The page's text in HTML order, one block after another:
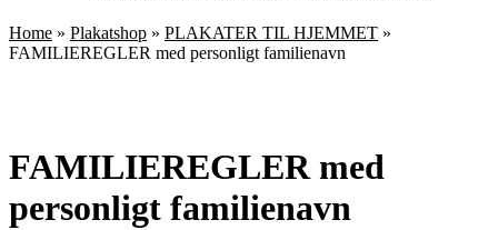
Home » Plakatshop » PLAKATER TIL HJEMMET »
FAMILIEREGLER med personligt familienavn
FAMILIEREGLER med
personligt familienavn